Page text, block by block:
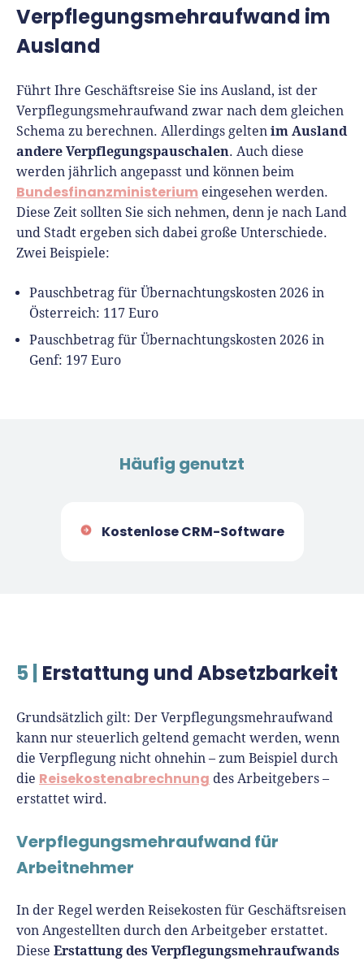
Verpflegungsmehraufwand im
Ausland
Führt Ihre Geschäftsreise Sie ins Ausland, ist der
Verpflegungsmehraufwand zwar nach dem gleichen
Schema zu berechnen. Allerdings gelten im Ausland
andere Verpflegungspauschalen. Auch diese
werden jährlich angepasst und können beim
Bundesfinanzministerium eingesehen werden.
Diese Zeit sollten Sie sich nehmen, denn je nach Land
und Stadt ergeben sich dabei große Unterschiede.
Zwei Beispiele:
Pauschbetrag für Übernachtungskosten 2026 in
Österreich: 117 Euro
Pauschbetrag für Übernachtungskosten 2026 in
Genf: 197 Euro
Häufig genutzt
Kostenlose CRM-Software
5 | Erstattung und Absetzbarkeit
Grundsätzlich gilt: Der Verpflegungsmehraufwand
kann nur steuerlich geltend gemacht werden, wenn
die Verpflegung nicht ohnehin – zum Beispiel durch
die Reisekostenabrechnung des Arbeitgebers –
erstattet wird.
Verpflegungsmehraufwand für
Arbeitnehmer
In der Regel werden Reisekosten für Geschäftsreisen
von Angestellten durch den Arbeitgeber erstattet.
Diese Erstattung des Verpflegungsmehraufwands